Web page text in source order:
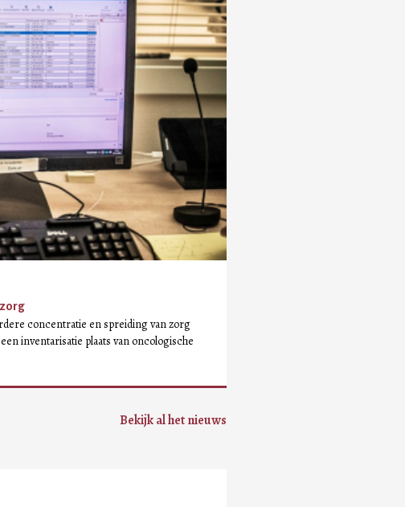
concentratie en spreiding van zorg
inventarisatie plaats van oncologische
Bekijk al het nieuws